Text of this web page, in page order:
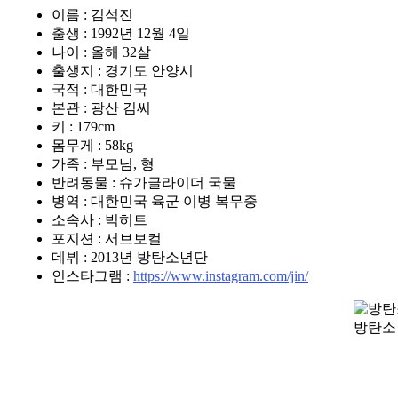
이름 : 김석진
출생 : 1992년 12월 4일
나이 : 올해 32살
출생지 : 경기도 안양시
국적 : 대한민국
본관 : 광산 김씨
키 : 179cm
몸무게 : 58kg
가족 : 부모님, 형
반려동물 : 슈가글라이더 국물
병역 : 대한민국 육군 이병 복무중
소속사 : 빅히트
포지션 : 서브보컬
데뷔 : 2013년 방탄소년단
인스타그램 : https://www.instagram.com/jin/
방탄